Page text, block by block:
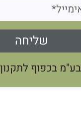
בכפוף לתקנון
שליחה